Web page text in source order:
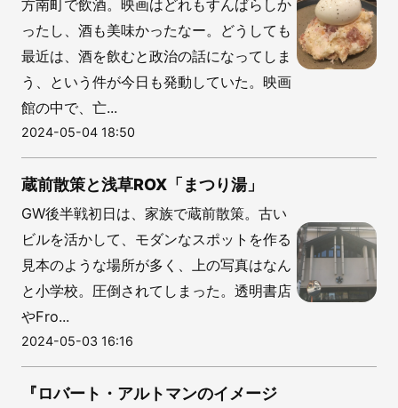
方南町で飲酒。映画はどれもすんばらしか
ったし、酒も美味かったなー。どうしても
最近は、酒を飲むと政治の話になってしま
う、という件が今日も発動していた。映画
館の中で、亡...
2024-05-04 18:50
蔵前散策と浅草ROX「まつり湯」
GW後半戦初日は、家族で蔵前散策。古い
ビルを活かして、モダンなスポットを作る
見本のような場所が多く、上の写真はなん
と小学校。圧倒されてしまった。透明書店
やFro...
2024-05-03 16:16
『ロバート・アルトマンのイメージ